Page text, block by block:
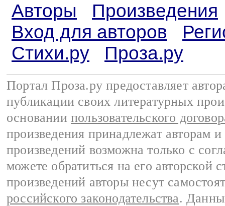
Авторы
Произведения
Вход для авторов
Стихи.ру
Проза.ру
Портал Проза.ру предоставляет
публикации своих литературных
основании пользовательского
произведения принадлежат авторам
произведений возможна только с
можете обратиться на его авторской
произведений авторы несут
российского законодательства.